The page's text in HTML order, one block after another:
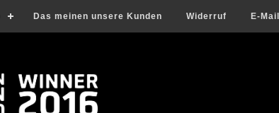
Das meinen unsere Kunden Widerruf E-Mail